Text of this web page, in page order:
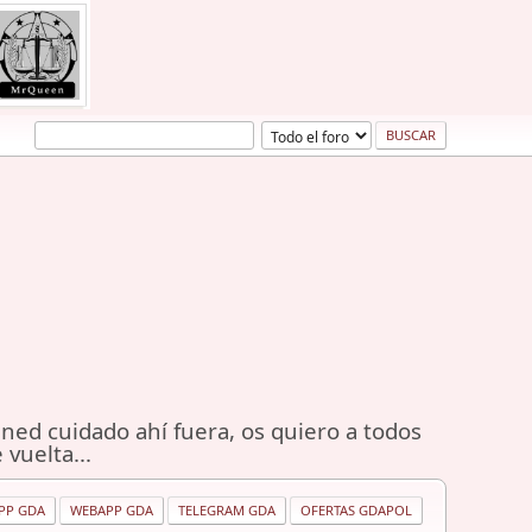
cuidado ahí fuera, os quiero a todos
vuelta...
GDA WEBAPP GDA TELEGRAM GDA OFERTAS GDAPOL